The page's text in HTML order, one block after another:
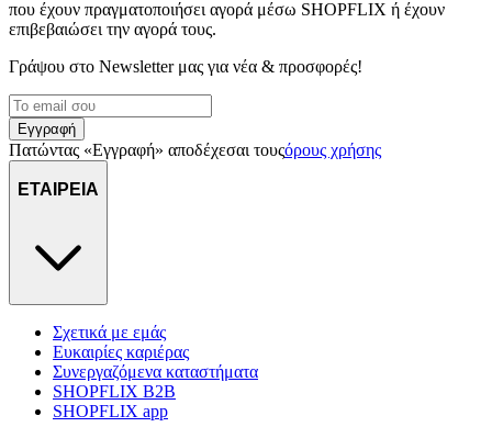
που έχουν πραγματοποιήσει αγορά μέσω SHOPFLIX ή έχουν
επιβεβαιώσει την αγορά τους.
Γράψου στο Νewsletter μας για νέα & προσφορές!
Εγγραφή
Πατώντας «Εγγραφή» αποδέχεσαι τουςόρους χρήσης
ΕΤΑΙΡΕΙΑ
Σχετικά με εμάς
Ευκαιρίες καριέρας
Συνεργαζόμενα καταστήματα
SHOPFLIX B2B
SHOPFLIX app